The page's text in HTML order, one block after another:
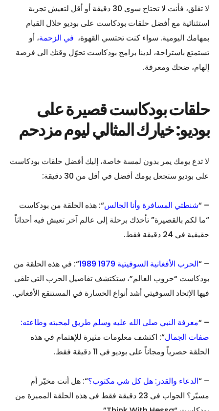
لا تقلق، فأنت لا تحتاج سوى 30 دقيقة أو أقل لتعيش تجربة
استثنائية مع أفضل حلقات بودكاست على بوديو خلال القيام
بمهامك اليومية. سواء كنت تحتسي القهوة، في الزحمة، أو
تستمتع باستراحة، لدينا برامج بودكاست تحوّل وقتك الى فرصة
إلهام، ضحك ومعرفة.
حلقات بودكاست قصيرة على
بوديو: خيارك المثالي ليوم مزدحم
لا تدع يومك يمر بدون لمسة خاصة، إليك أفضل حلقات بودكاست
على بوديو ستجعل يومك أفضل في أقل من 30 دقيقة:
– “شنطتي المسافرة وأنا الجالس“: هذه الحلقة من بودكاست
“ما لكم بالقصيرة” تأخذك برحلة إلى عالم آخر تعيش فيه أحداثاً
حقيقية في 24 دقيقة فقط.
– “الحرب الأفغانية السوفيتية 1979 1989
“: في هذه الحلقة من
بودكاست “حروب العالم”، ستكتشف تفاصيل الحرب التي تلقى
فيها الإتحاد السوفيتي أشد أنواع الخسارة في المستنقع الأفغاني.
– “معرفة النبي صلى الله عليه وسلم طريق لمحبته وطاعته:
صفات الجمال“: اكتشف معلومات مثيرة للإهتمام في هذه
الحلقة حصرياً ومجاناً على بوديو في 11 دقيقة فقط.
– “الدعاء والقدر: هل كل شي مكتوب؟“: هل أنت مخيّر أم
مسيّر؟ الجواب في 23 دقيقة فقط في هذه الحلقة المميزة من